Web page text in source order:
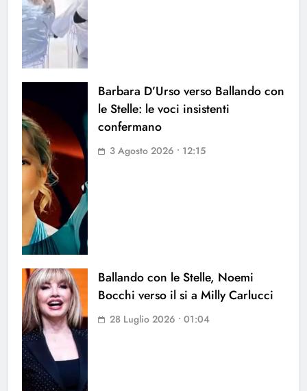
Barbara D’Urso verso Ballando con
le Stelle: le voci insistenti
confermano
3 Agosto 2026 • 12:15
Ballando con le Stelle, Noemi
Bocchi verso il si a Milly Carlucci
28 Luglio 2026 • 01:04